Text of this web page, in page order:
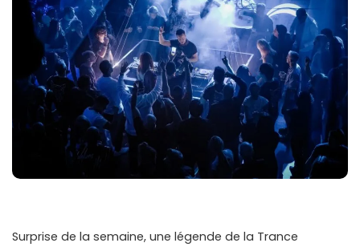
Surprise de la semaine, une légende de la Trance